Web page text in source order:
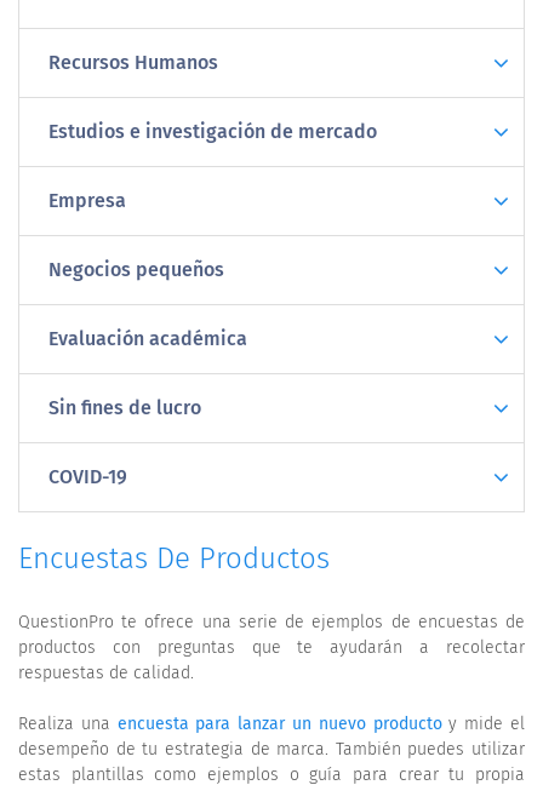
Recursos Humanos
Estudios e investigación de mercado
Empresa
Negocios pequeños
Evaluación académica
Sin fines de lucro
COVID-19
Encuestas De Productos
QuestionPro te ofrece una serie de ejemplos de encuestas de
productos con preguntas que te ayudarán a recolectar
respuestas de calidad.
Realiza una encuesta para lanzar un nuevo productoy mide el
desempeño de tu estrategia de marca. También puedes utilizar
estas plantillas como ejemplos o guía para crear tu propia